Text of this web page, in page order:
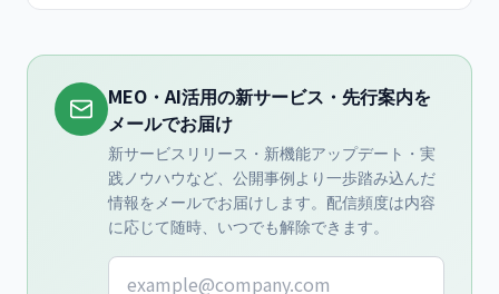
MEO・AI活用の新サービス・先行案内を
メールでお届け
新サービスリリース・新機能アップデート・実
践ノウハウなど、公開事例より一歩踏み込んだ
情報をメールでお届けします。配信頻度は内容
に応じて随時、いつでも解除できます。
メールアドレス